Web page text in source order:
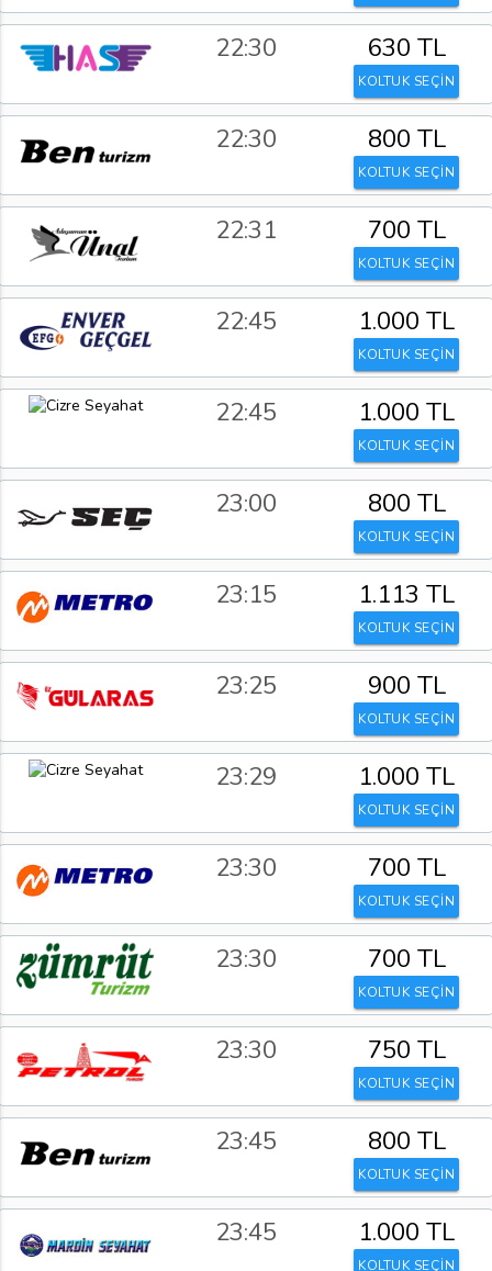
22:30 630 TL
KOLTUK SEÇİN
22:30 800 TL
KOLTUK SEÇİN
22:31 700 TL
KOLTUK SEÇİN
22:45 1.000 TL
KOLTUK SEÇİN
22:45 1.000 TL
KOLTUK SEÇİN
23:00 800 TL
KOLTUK SEÇİN
23:15 1.113 TL
KOLTUK SEÇİN
23:25 900 TL
KOLTUK SEÇİN
23:29 1.000 TL
KOLTUK SEÇİN
23:30 700 TL
KOLTUK SEÇİN
23:30 700 TL
KOLTUK SEÇİN
23:30 750 TL
KOLTUK SEÇİN
23:45 800 TL
KOLTUK SEÇİN
23:45 1.000 TL
KOLTUK SEÇİN